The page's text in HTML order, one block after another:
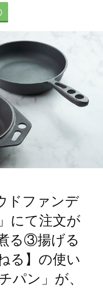
ドファンデ
にて注文が
る③揚げる
】の使い
パン」が、